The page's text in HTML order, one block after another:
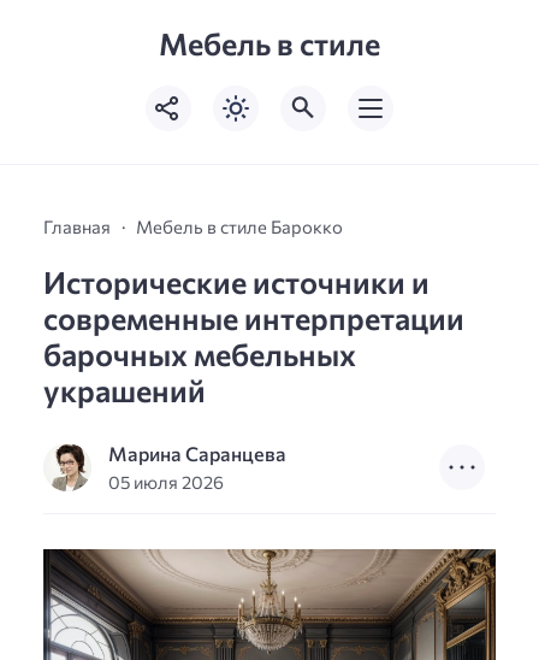
Мебель в стиле
Главная Мебель в стиле Барокко
Исторические источники и
современные интерпретации
барочных мебельных
украшений
Марина Саранцева
05 июля 2026